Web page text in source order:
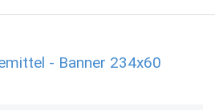
- Banner 234x60